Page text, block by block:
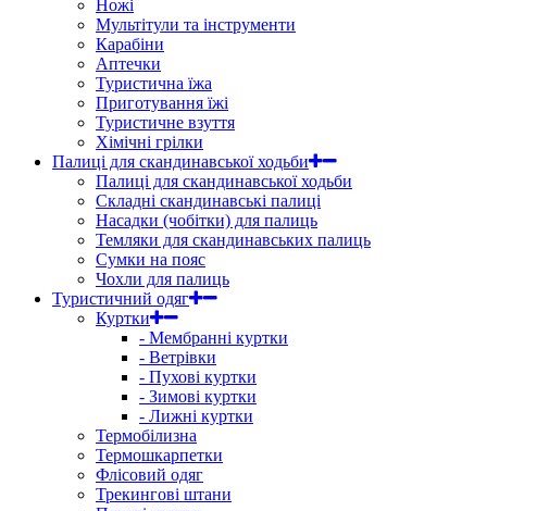
Ножі
Мультітули та інструменти
Карабіни
Аптечки
Туристична їжа
Приготування їжі
Туристичне взуття
Хімічні грілки
Палиці для скандинавської ходьби
Палиці для скандинавської ходьби
Складні скандинавські палиці
Насадки (чобітки) для палиць
Темляки для скандинавських палиць
Сумки на пояс
Чохли для палиць
Туристичний одяг
Куртки
- Мембранні куртки
- Ветрівки
- Пухові куртки
- Зимові куртки
- Лижні куртки
Термобілизна
Термошкарпетки
Флісовий одяг
Трекингові штани